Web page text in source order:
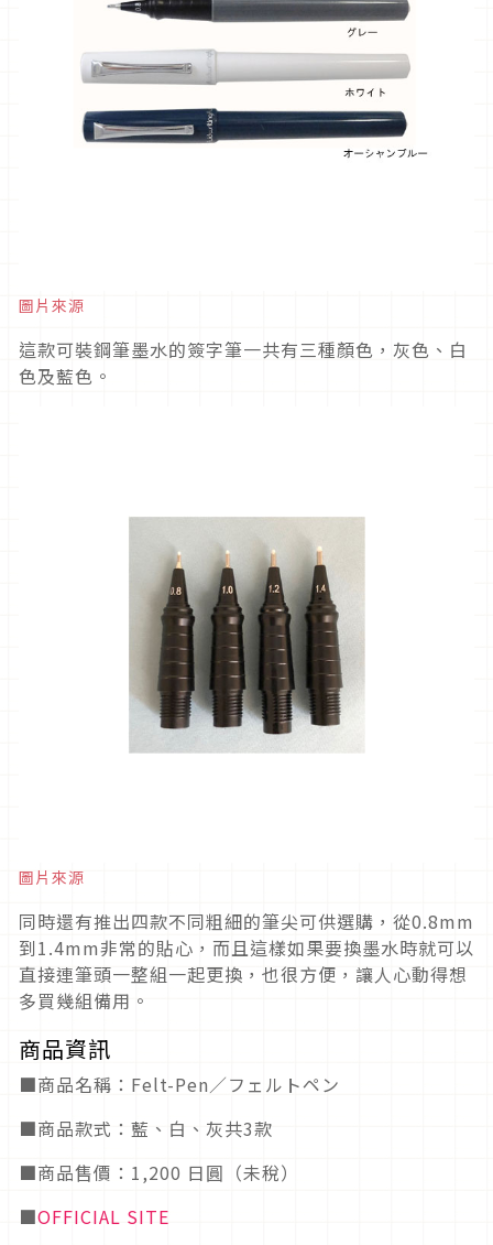
圖片來源
這款可裝鋼筆墨水的簽字筆一共有三種顏色，灰色、白
色及藍色。
圖片來源
同時還有推出四款不同粗細的筆尖可供選購，從0.8mm
到1.4mm非常的貼心，而且這樣如果要換墨水時就可以
直接連筆頭一整組一起更換，也很方便，讓人心動得想
多買幾組備用。
商品資訊
■商品名稱：Felt-Pen／フェルトペン
■商品款式：藍、白、灰共3款
■商品售價：1,200 日圓（未稅）
■OFFICIAL SITE